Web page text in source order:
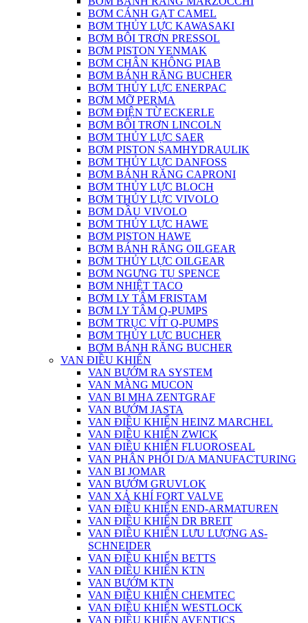
BƠM CÁNH GẠT CAMEL
BƠM THỦY LỰC KAWASAKI
BƠM BÔI TRƠN PRESSOL
BƠM PISTON YENMAK
BƠM CHÂN KHÔNG PIAB
BƠM BÁNH RĂNG BUCHER
BƠM THỦY LỰC ENERPAC
BƠM MỠ PERMA
BƠM ĐIỆN TỪ ECKERLE
BƠM BÔI TRƠN LINCOLN
BƠM THỦY LỰC SAER
BƠM PISTON SAMHYDRAULIK
BƠM THỦY LỰC DANFOSS
BƠM BÁNH RĂNG CAPRONI
BƠM THỦY LỰC BLOCH
BƠM THỦY LỰC VIVOLO
BƠM DẦU VIVOLO
BƠM THỦY LỰC HAWE
BƠM PISTON HAWE
BƠM BÁNH RĂNG OILGEAR
BƠM THỦY LỰC OILGEAR
BƠM NGƯNG TỤ SPENCE
BƠM NHIỆT TACO
BƠM LY TÂM FRISTAM
BƠM LY TÂM Q-PUMPS
BƠM TRỤC VÍT Q-PUMPS
BƠM THỦY LỰC BUCHER
BƠM BÁNH RĂNG BUCHER
VAN ĐIỀU KHIỂN
VAN BƯỚM RA SYSTEM
VAN MÀNG MUCON
VAN BI MHA ZENTGRAF
VAN BƯỚM JASTA
VAN ĐIỀU KHIỂN HEINZ MARCHEL
VAN ĐIỀU KHIỂN ZWICK
VAN ĐIỀU KHIỂN FLUOROSEAL
VAN PHÂN PHỐI D/A MANUFACTURING
VAN BI JOMAR
VAN BƯỚM GRUVLOK
VAN XẢ KHÍ FORT VALVE
VAN ĐIỀU KHIỂN END-ARMATUREN
VAN ĐIỀU KHIỂN DR BREIT
VAN ĐIỀU KHIỂN LƯU LƯỢNG AS-
SCHNEIDER
VAN ĐIỀU KHIỂN BETTS
VAN ĐIỀU KHIỂN KTN
VAN BƯỚM KTN
VAN ĐIỀU KHIỂN CHEMTEC
VAN ĐIỀU KHIỂN WESTLOCK
VAN ĐIỀU KHIỂN AVENTICS